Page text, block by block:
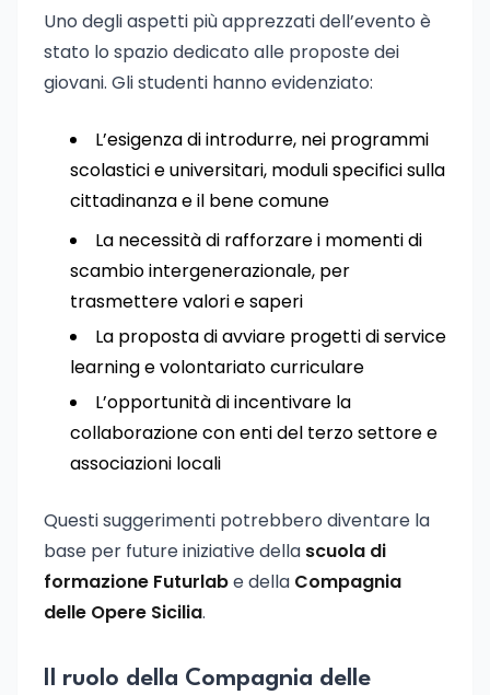
Uno degli aspetti più apprezzati dell’evento è
stato lo spazio dedicato alle proposte dei
giovani. Gli studenti hanno evidenziato:
L’esigenza di introdurre, nei programmi
scolastici e universitari, moduli specifici sulla
cittadinanza e il bene comune
La necessità di rafforzare i momenti di
scambio intergenerazionale, per
trasmettere valori e saperi
La proposta di avviare progetti di service
learning e volontariato curriculare
L’opportunità di incentivare la
collaborazione con enti del terzo settore e
associazioni locali
Questi suggerimenti potrebbero diventare la
base per future iniziative della scuola di
formazione Futurlabe della Compagnia
delle Opere Sicilia.
Il ruolo della Compagnia delle